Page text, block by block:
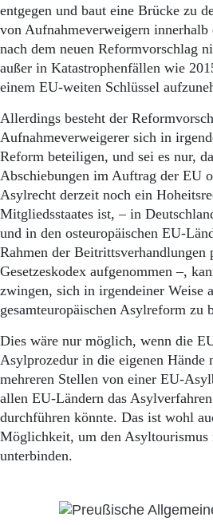
entgegen und baut eine Brücke zu
von Aufnahmeverweigern
nach dem neuen Reformvorschlag
außer in Katastrophenfällen wie
einem EU-weiten Schlüssel
Allerdings besteht der
Aufnahmeverweigerer sich in
Reform beteiligen, und sei es nur,
Abschiebungen im Auftrag der EU
Asylrecht derzeit noch ein
Mitgliedsstaates ist, – in
und in den osteuropäischen EU-
Rahmen der Beitrittsverhandlungen
Gesetzeskodex aufgenommen –,
zwingen, sich in irgendeiner Weise
gesamteuropäischen Asylreform zu
Dies wäre nur möglich, wenn die
Asylprozedur in die eigenen Hände
mehreren Stellen von einer EU-
allen EU-Ländern das
durchführen könnte. Das ist wohl
Möglichkeit, um den Asyltourismus
unterbinden.